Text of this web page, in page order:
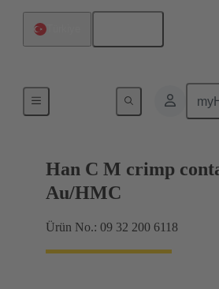
Han C M crimp
Au/HMC
Ürün No.: 09 32 200 6118